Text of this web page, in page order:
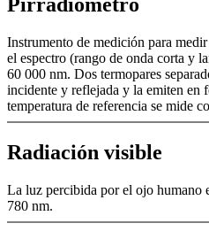
Instrumento de medición para
el espectro (rango de onda corta y
60 000 nm. Dos termopares
incidente y reflejada y la emiten en
temperatura de referencia se mide
Radiación visible
La luz percibida por el ojo humano
780 nm.